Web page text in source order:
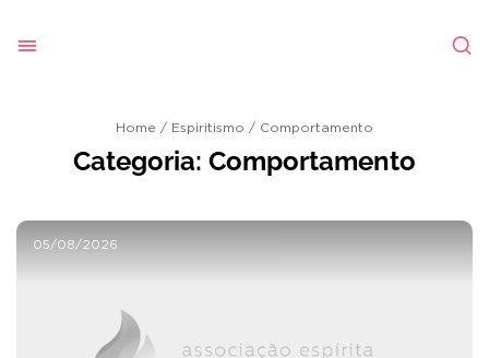
Home / Espiritismo / Comportamento
Categoria: Comportamento
05/08/2026